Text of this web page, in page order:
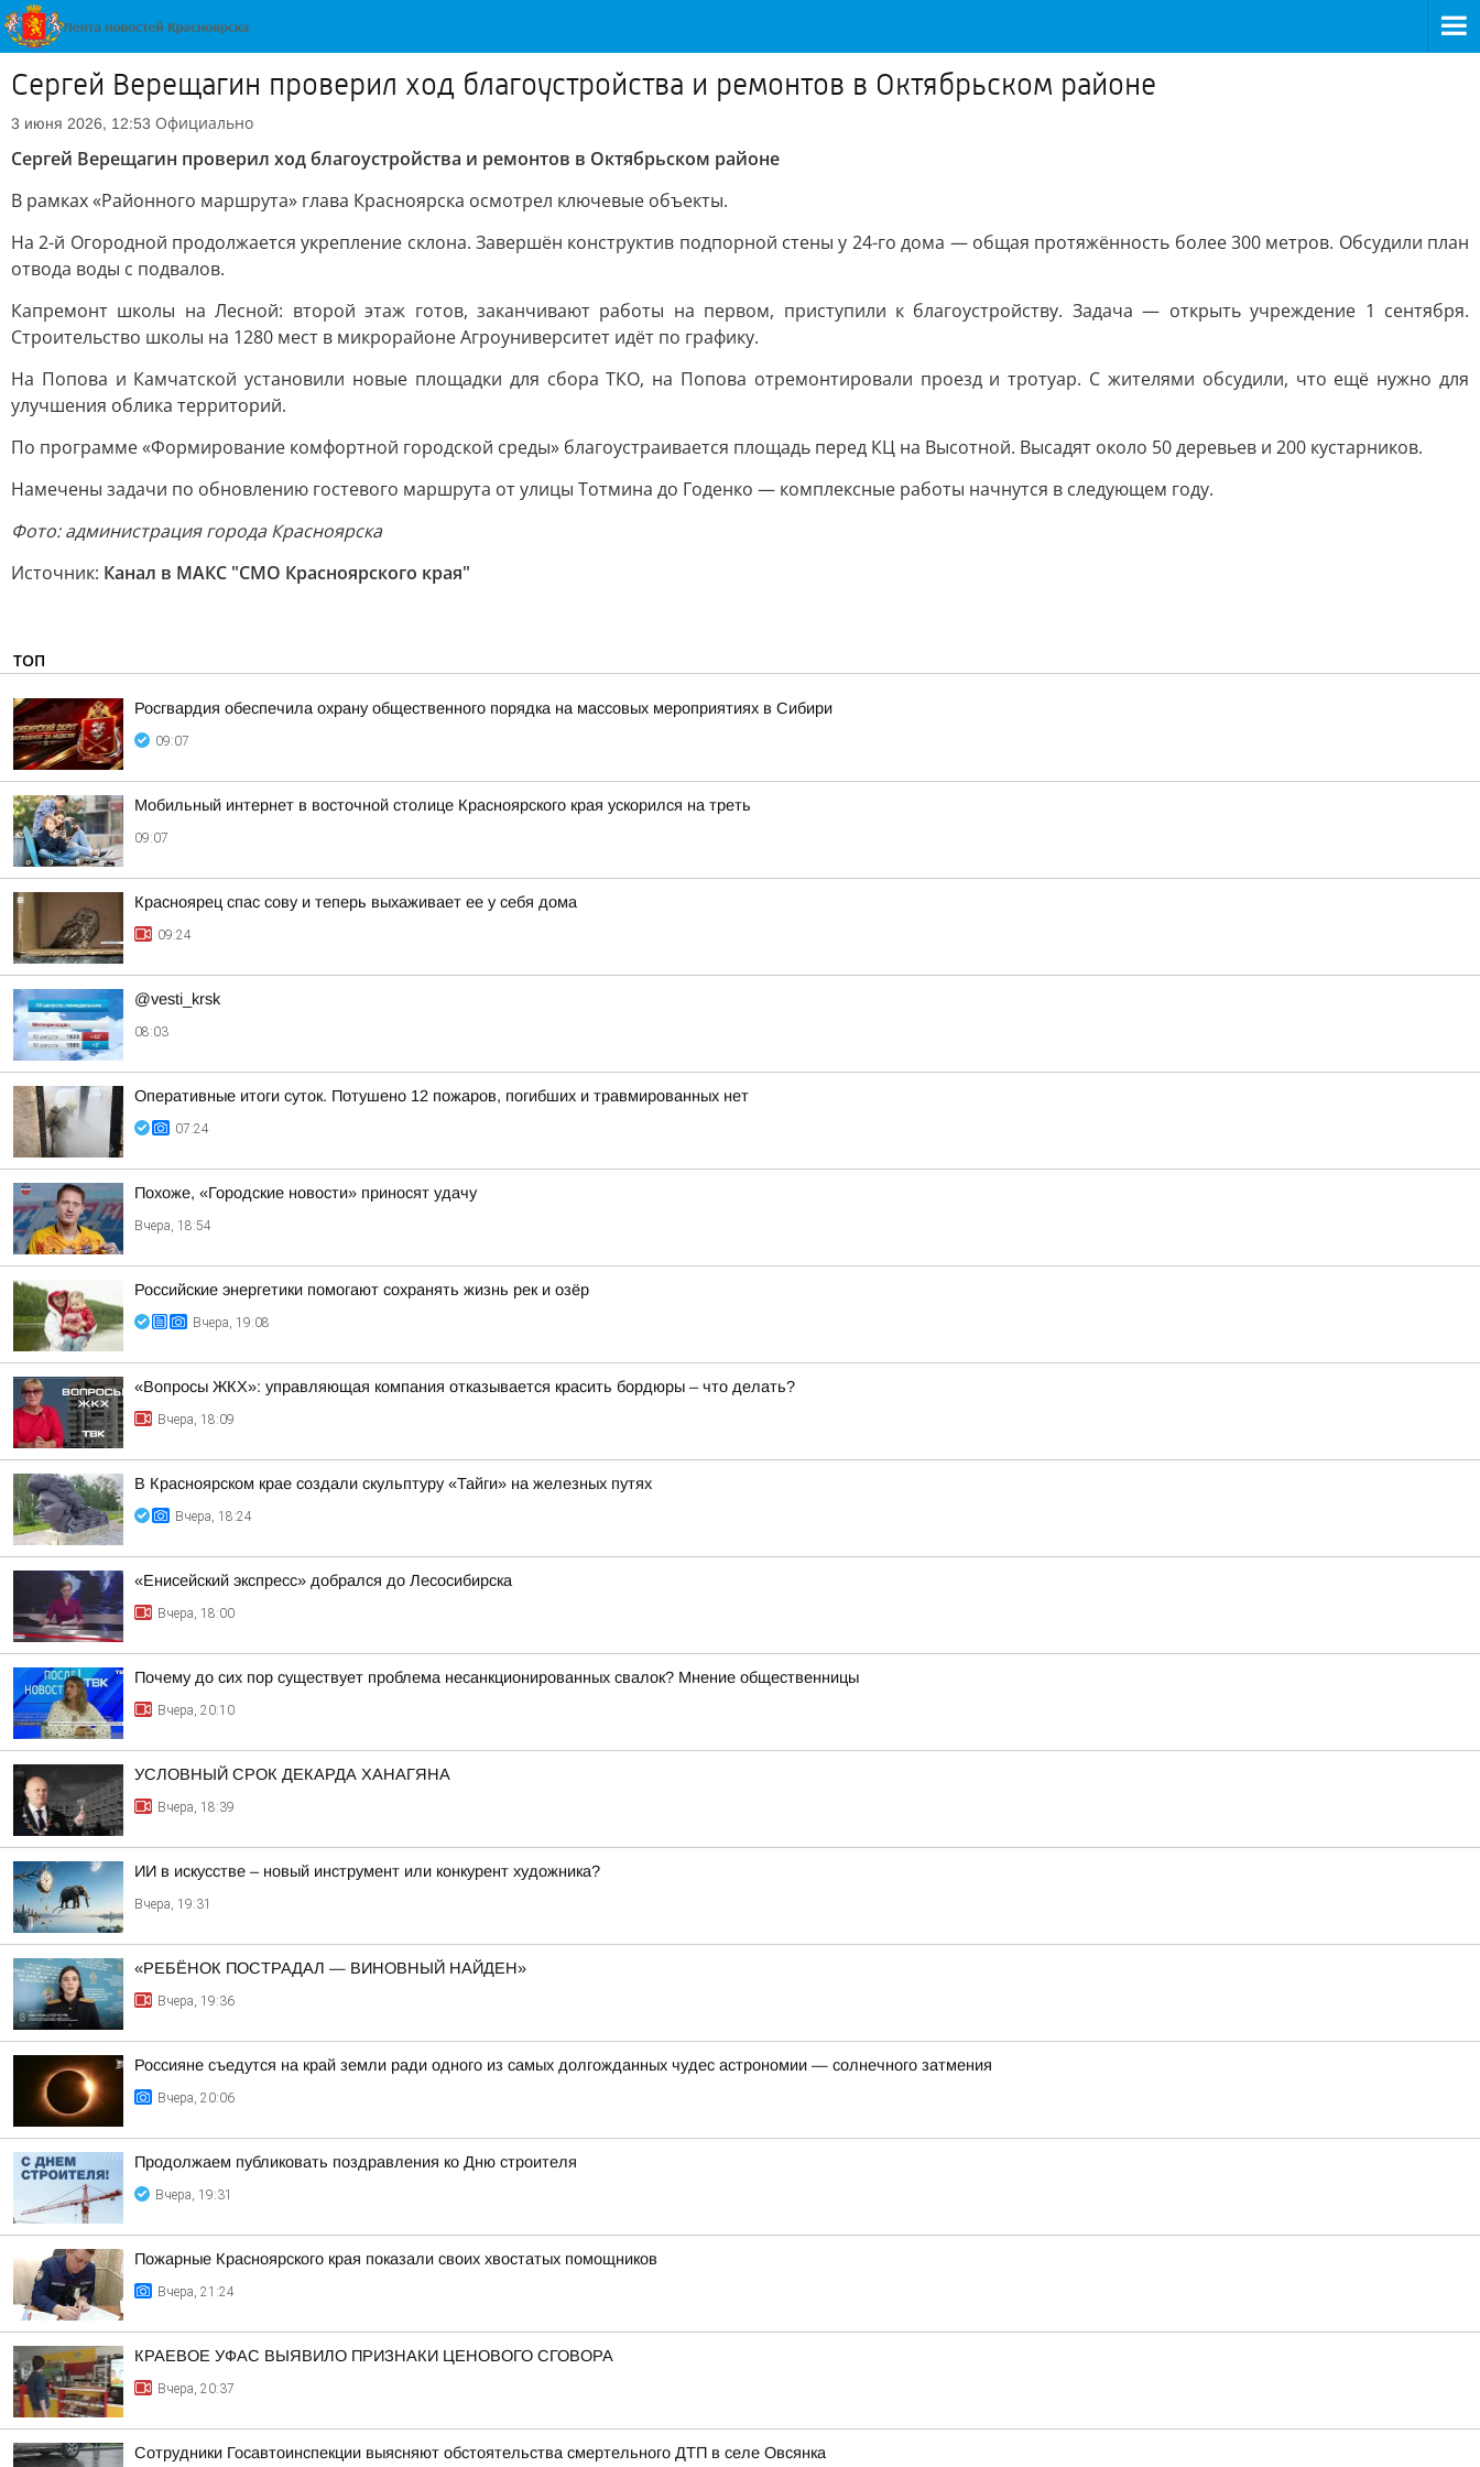
Сергей Верещагин проверил ход благоустройства и ремонтов в Октябрьском районе
3 июня 2026, 12:53 Официально
Сергей Верещагин проверил ход благоустройства и ремонтов в Октябрьском районе
В рамках «Районного маршрута» глава Красноярска осмотрел ключевые объекты.
На 2-й Огородной продолжается укрепление склона. Завершён конструктив подпорной стены у 24-го дома — общая протяжённость более 300 метров. Обсудили план
отвода воды с подвалов.
Капремонт школы на Лесной: второй этаж готов, заканчивают работы на первом, приступили к благоустройству. Задача — открыть учреждение 1 сентября.
Строительство школы на 1280 мест в микрорайоне Агроуниверситет идёт по графику.
На Попова и Камчатской установили новые площадки для сбора ТКО, на Попова отремонтировали проезд и тротуар. С жителями обсудили, что ещё нужно для
улучшения облика территорий.
По программе «Формирование комфортной городской среды» благоустраивается площадь перед КЦ на Высотной. Высадят около 50 деревьев и 200 кустарников.
Намечены задачи по обновлению гостевого маршрута от улицы Тотмина до Годенко — комплексные работы начнутся в следующем году.
Фото: администрация города Красноярска
Источник: Канал в МАКС "СМО Красноярского края"
ТОП
Росгвардия обеспечила охрану общественного порядка на массовых мероприятиях в Сибири
09:07
Мобильный интернет в восточной столице Красноярского края ускорился на треть
09:07
Красноярец спас сову и теперь выхаживает ее у себя дома
09:24
@vesti_krsk
08:03
Оперативные итоги суток. Потушено 12 пожаров, погибших и травмированных нет
07:24
Похоже, «Городские новости» приносят удачу
Вчера, 18:54
Российские энергетики помогают сохранять жизнь рек и озёр
Вчера, 19:08
«Вопросы ЖКХ»: управляющая компания отказывается красить бордюры – что делать?
Вчера, 18:09
В Красноярском крае создали скульптуру «Тайги» на железных путях
Вчера, 18:24
«Енисейский экспресс» добрался до Лесосибирска
Вчера, 18:00
Почему до сих пор существует проблема несанкционированных свалок? Мнение общественницы
Вчера, 20:10
УСЛОВНЫЙ СРОК ДЕКАРДА ХАНАГЯНА
Вчера, 18:39
ИИ в искусстве – новый инструмент или конкурент художника?
Вчера, 19:31
«РЕБЁНОК ПОСТРАДАЛ — ВИНОВНЫЙ НАЙДЕН»
Вчера, 19:36
Россияне съедутся на край земли ради одного из самых долгожданных чудес астрономии — солнечного затмения
Вчера, 20:06
Продолжаем публиковать поздравления ко Дню строителя
Вчера, 19:31
Пожарные Красноярского края показали своих хвостатых помощников
Вчера, 21:24
КРАЕВОЕ УФАС ВЫЯВИЛО ПРИЗНАКИ ЦЕНОВОГО СГОВОРА
Вчера, 20:37
Сотрудники Госавтоинспекции выясняют обстоятельства смертельного ДТП в селе Овсянка